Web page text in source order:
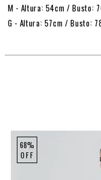
M - Altura: 54cm / Busto:
G - Altura: 57cm / Busto:
68%
OFF